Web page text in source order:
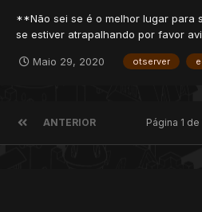
**Não sei se é o melhor lugar para
se estiver atrapalhando por favor
cenário do poketibia já que sempre
Maio 29, 2020 otserver
ANTERIOR Página 1 de